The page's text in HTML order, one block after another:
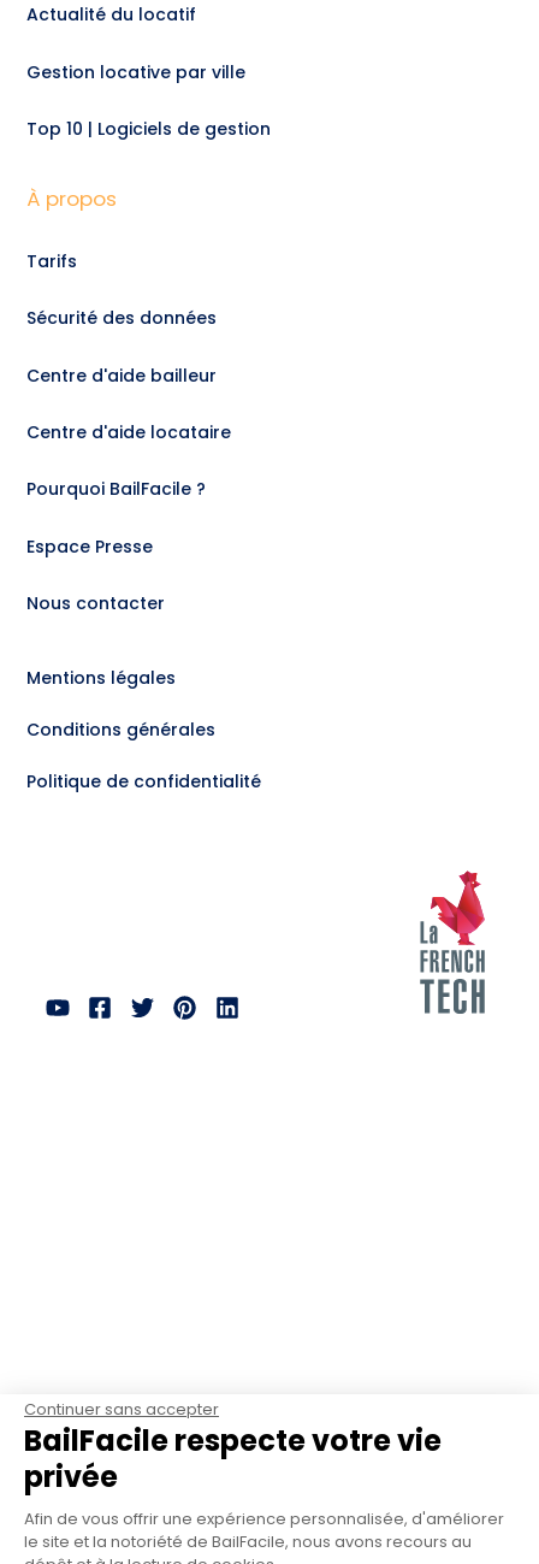
Actualité du locatif
Gestion locative par ville
Top 10 | Logiciels de gestion
À propos
Tarifs
Sécurité des données
Centre d'aide bailleur
Centre d'aide locataire
Pourquoi BailFacile ?
Espace Presse
Nous contacter
Mentions légales
Conditions générales
Politique de confidentialité
Continuer sans accepter
BailFacile respecte votre vie
privée
Afin de vous offrir une expérience personnalisée, d'améliorer
le site et la notoriété de BailFacile, nous avons recours au